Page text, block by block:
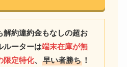
解約違約金もなしの超お
ルーターは端末在庫が無
限定特化、 早い者勝ち！